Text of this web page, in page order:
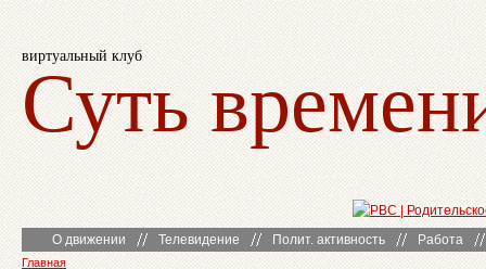
виртуальный клуб
Суть
О движении Телевидение Полит. активность Работа
Главная